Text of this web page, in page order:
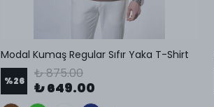
Modal Kumaş Regular Sıfır Yaka T-Shirt
%26 ₺ 875.00
₺ 649.00